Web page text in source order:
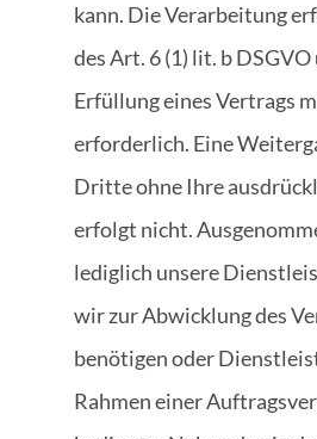
kann. Die Verarbeitung
des Art. 6 (1) lit. b
Erfüllung eines Vertrags
erforderlich. Eine
Dritte ohne Ihre
erfolgt nicht.
lediglich unsere
wir zur Abwicklung des
benötigen oder
Rahmen einer